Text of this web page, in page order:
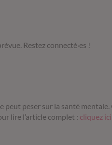
Restez connecté·es !
peut peser sur la santé
lire l’article complet : cliquez ici